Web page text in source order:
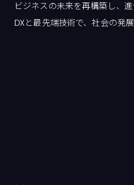
ビジネスの未来を再構築し、進
DXと最先端技術で、社会の発